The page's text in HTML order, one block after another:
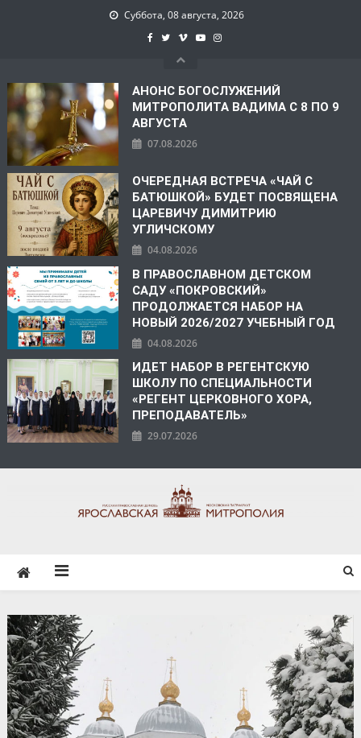
Суббота, 08 августа, 2026
АНОНС БОГОСЛУЖЕНИЙ
МИТРОПОЛИТА ВАДИМА С 8 ПО 9
АВГУСТА
07.08.2026
ОЧЕРЕДНАЯ ВСТРЕЧА «ЧАЙ С
БАТЮШКОЙ» БУДЕТ ПОСВЯЩЕНА
ЦАРЕВИЧУ ДИМИТРИЮ
УГЛИЧСКОМУ
04.08.2026
В ПРАВОСЛАВНОМ ДЕТСКОМ
САДУ «ПОКРОВСКИЙ»
ПРОДОЛЖАЕТСЯ НАБОР НА
НОВЫЙ 2026/2027 УЧЕБНЫЙ ГОД
04.08.2026
ИДЕТ НАБОР В РЕГЕНТСКУЮ
ШКОЛУ ПО СПЕЦИАЛЬНОСТИ
«РЕГЕНТ ЦЕРКОВНОГО ХОРА,
ПРЕПОДАВАТЕЛЬ»
29.07.2026